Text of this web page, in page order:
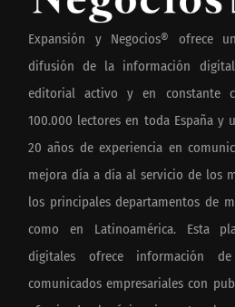
Expansión y Negocios® ofrece
difusión de la información
editorial activo y en constante
100.000 lectores en toda España y
20 años de experiencia en
mejora día a día al servicio de los
los principales departamentos de
como en Latinoamérica. Esta
digitales ofrece información
comunicados empresariales con